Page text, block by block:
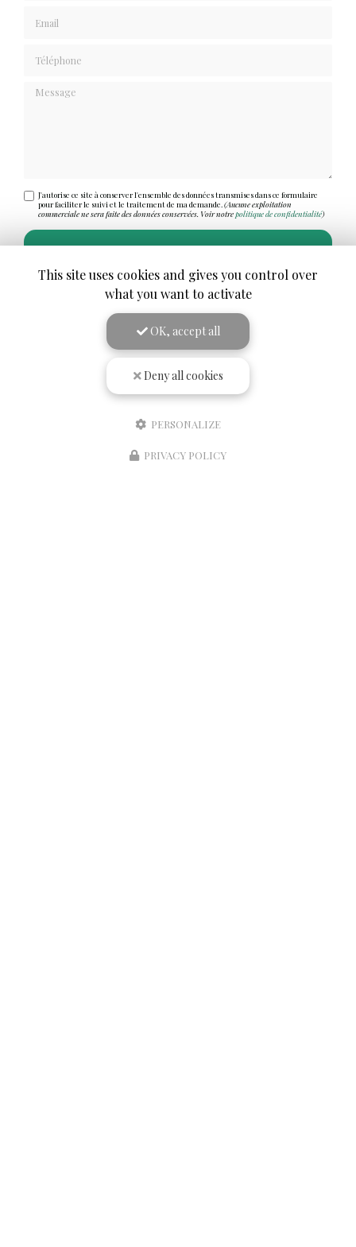
Email
Téléphone
J'autorise ce site à conserver l'ensemble des données transmises dans ce formulaire
pour faciliter le suivi et le traitement de ma demande.(Aucune exploitation
commerciale ne sera faite des données conservées. Voir notrepolitique de confidentialité)
This site uses cookies and gives you control over
what you want to activate
OK, accept all
Deny all cookies
PERSONALIZE
PRIVACY POLICY